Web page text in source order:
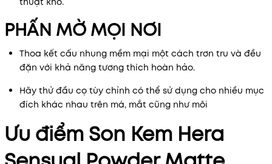
PHẤN MỜ MỌI NƠI
Thoa kết cấu nhung mềm mại một cách trơn tru và đều
đặn với khả năng tương thích hoàn hảo.
Hãy thử đầu cọ tùy chỉnh có thể sử dụng cho nhiều mục
đích khác nhau trên má, mắt cũng như môi
Ưu điểm Son Kem Hera